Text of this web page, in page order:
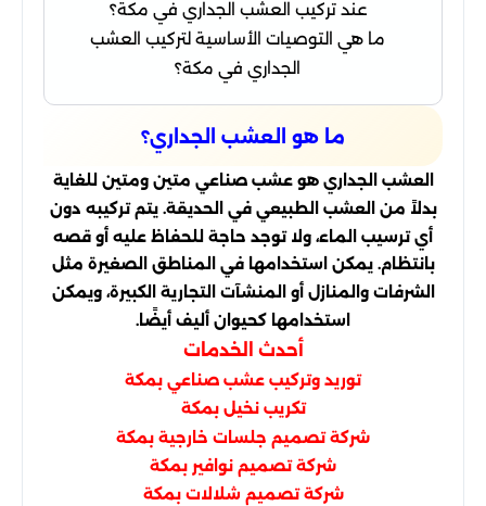
عند تركيب العشب الجداري في مكة؟
ما هي التوصيات الأساسية لتركيب العشب
الجداري في مكة؟
ما هو العشب الجداري؟
العشب الجداري هو عشب صناعي متين ومتين للغاية
بدلاً من العشب الطبيعي في الحديقة. يتم تركيبه دون
أي ترسيب الماء، ولا توجد حاجة للحفاظ عليه أو قصه
بانتظام. يمكن استخدامها في المناطق الصغيرة مثل
الشرفات والمنازل أو المنشآت التجارية الكبيرة، ويمكن
استخدامها كحيوان أليف أيضًا.
أحدث الخدمات
توريد وتركيب عشب صناعي بمكة
تكريب نخيل بمكة
شركة تصميم جلسات خارجية بمكة
شركة تصميم نوافير بمكة
شركة تصميم شلالات بمكة